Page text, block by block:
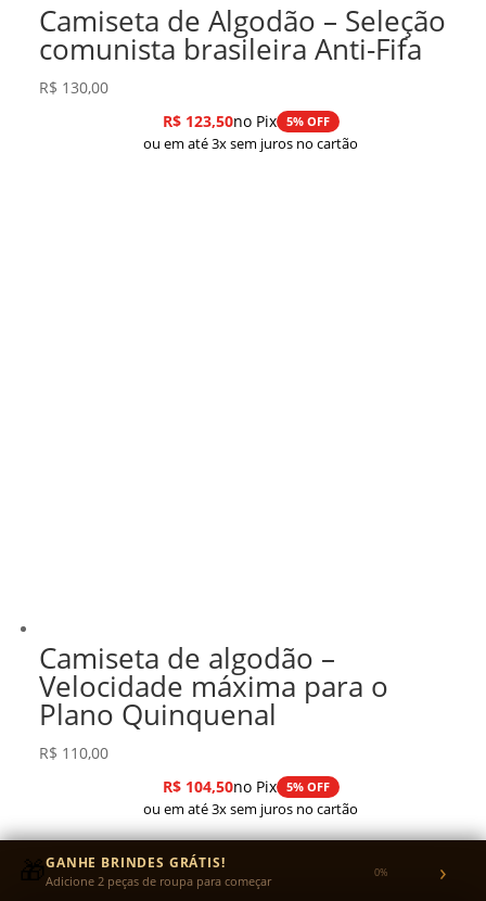
Camiseta de Algodão – Seleção
comunista brasileira Anti-Fifa
R$ 130,00
R$123,50no Pix 5% OFF
ou em até 3x sem juros no cartão
Camiseta de algodão –
Velocidade máxima para o
Plano Quinquenal
R$ 110,00
R$104,50no Pix 5% OFF
ou em até 3x sem juros no cartão
🎁GANHE BRINDES GRÁTIS!
Adicione 2 peças de roupa para começar 0% ›